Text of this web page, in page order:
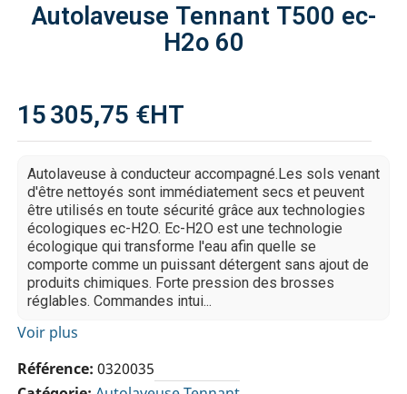
Autolaveuse Tennant T500 ec-
H2o 60
15 305,75 €HT
Autolaveuse à conducteur accompagné.Les sols venant
d'être nettoyés sont immédiatement secs et peuvent
être utilisés en toute sécurité grâce aux technologies
écologiques ec-H2O. Ec-H2O est une technologie
écologique qui transforme l'eau afin quelle se
comporte comme un puissant détergent sans ajout de
produits chimiques. Forte pression des brosses
réglables. Commandes intui...
Voir plus
Référence 0320035